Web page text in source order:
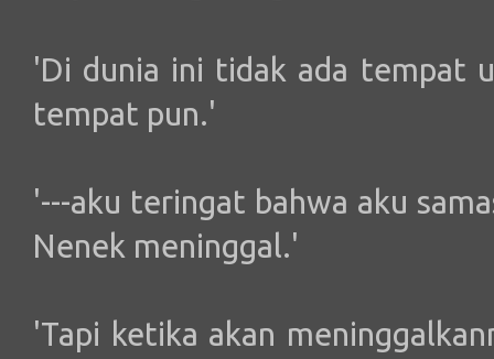
'Di dunia ini tidak ada tempat
tempat pun.'
'---aku teringat bahwa aku
Nenek meninggal.'
'Tapi ketika akan